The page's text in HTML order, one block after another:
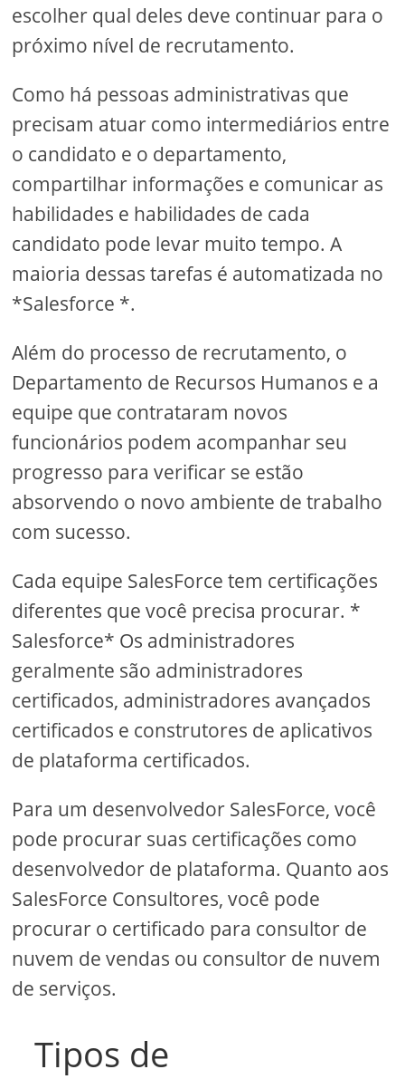
escolher qual deles deve continuar para o
próximo nível de recrutamento.
Como há pessoas administrativas que
precisam atuar como intermediários entre
o candidato e o departamento,
compartilhar informações e comunicar as
habilidades e habilidades de cada
candidato pode levar muito tempo. A
maioria dessas tarefas é automatizada no
*Salesforce *.
Além do processo de recrutamento, o
Departamento de Recursos Humanos e a
equipe que contrataram novos
funcionários podem acompanhar seu
progresso para verificar se estão
absorvendo o novo ambiente de trabalho
com sucesso.
Cada equipe SalesForce tem certificações
diferentes que você precisa procurar. *
Salesforce* Os administradores
geralmente são administradores
certificados, administradores avançados
certificados e construtores de aplicativos
de plataforma certificados.
Para um desenvolvedor SalesForce, você
pode procurar suas certificações como
desenvolvedor de plataforma. Quanto aos
SalesForce Consultores, você pode
procurar o certificado para consultor de
nuvem de vendas ou consultor de nuvem
de serviços.
Tipos de